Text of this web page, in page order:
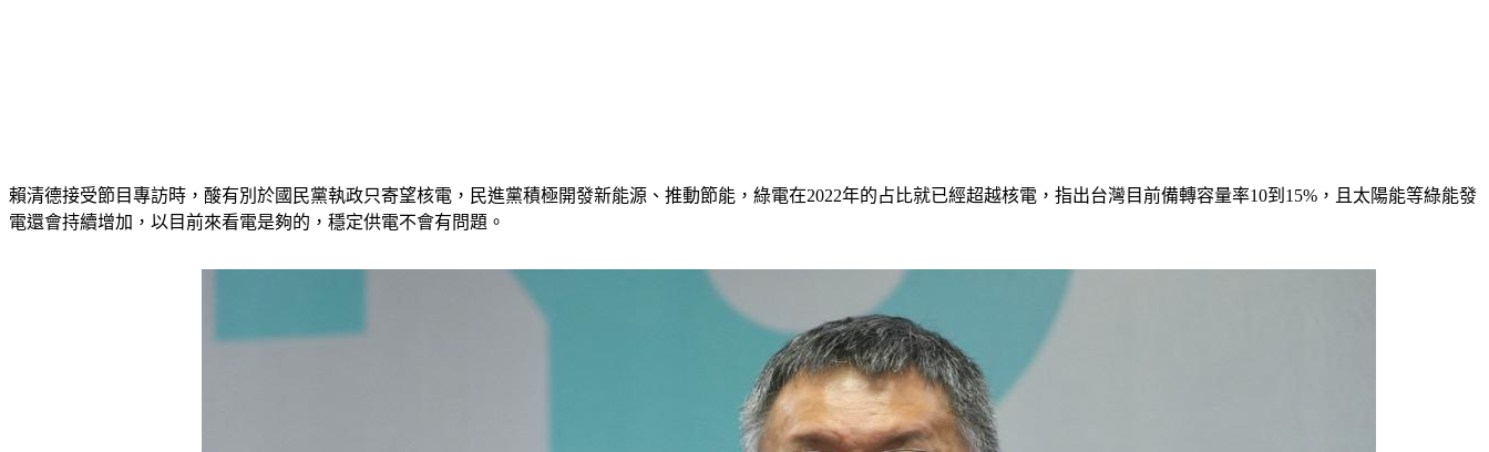
賴清德接受節目專訪時，酸有別於國民黨執政只寄望核電，民進黨積極開發新能源、推動節能，綠電在2022年的占比就已經超越核電，指出台灣目前備轉容量率10到15%，且太陽能等綠能發
電還會持續增加，以目前來看電是夠的，穩定供電不會有問題。